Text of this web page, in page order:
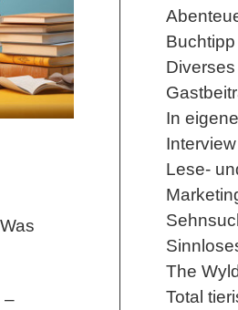
–
In
Lese-
The
Total